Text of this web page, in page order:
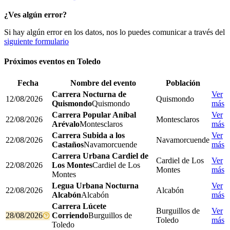
¿Ves algún error?
Si hay algún error en los datos, nos lo puedes comunicar a través del
siguiente formulario
Próximos eventos en Toledo
Fecha Nombre del evento
Población
12/08/2026
Carrera Nocturna de
QuismondoQuismondo
Quismondo
Ver
más
22/08/2026
Carrera Popular Aníbal
ArévaloMontesclaros
Montesclaros
Ver
más
22/08/2026
Carrera Subida a los
CastañosNavamorcuende
Navamorcuende
Ver
más
22/08/2026
Carrera Urbana Cardiel de
Los MontesCardiel de Los
Montes
Cardiel de Los
Montes
Ver
más
22/08/2026
Legua Urbana Nocturna
AlcabónAlcabón
Alcabón
Ver
más
28/08/2026
Carrera Lúcete
CorriendoBurguillos de
Toledo
Burguillos de
Toledo
Ver
más